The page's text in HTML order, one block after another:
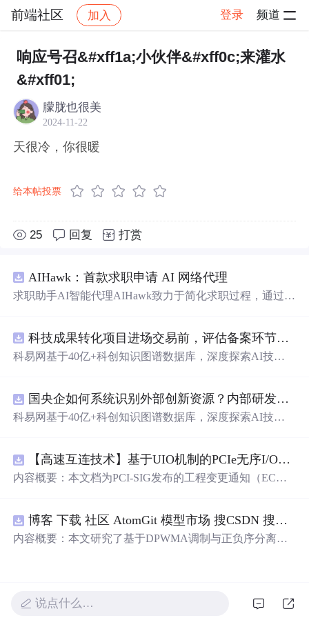
前端社区 加入 登录 频道
社区 前端社区 感慨 帖子详情
响应号召&#xff1a;小伙伴&#xff0c;来灌水
&#xff01;
朦胧也很美
2024-11-22
天很冷，你很暖
给本帖投票
25 回复 打赏
AIHawk：首款求职申请 AI 网络代理
求职助手AI智能代理AIHawk致力于简化求职过程，通过自
科技成果转化项目进场交易前，评估备案环节需要准备哪些材料？.docx
科易网基于40亿+科创知识图谱数据库，深度探索AI技术
新领域的AI+数智化解决方案，推动科技创新与产业创新
智能化发展。
国央企如何系统识别外部创新资源？内部研发体系完善，但对外部高校、中小科技企业技术能力缺乏动态认知。.docx
科易网基于40亿+科创知识图谱数据库，深度探索AI技术
新领域的AI+数智化解决方案，推动科技创新与产业创新
智能化发展。
【高速互连技术】基于UIO机制的PCIe无序I/O扩展：多路径架构下内存请求的高性能传输与排序控制方案设计
内容概要：本文档为PCI-SIG发布的工程变更通知（EC
规则对多路径拓扑和高性能IO系统的限制。UIO基于Flit模
式，定义了一套新的TLP（事务层包）类型和规则，允许
博客 下载 社区 AtomGit 模型市场 搜CSDN 搜索 AI 搜索 会员中心 创作中心 基于DPWMA调制与正负序分离的ANPC三电平并网逆变器前馈控制策略研究（Simulink仿真实现）
内容概要：本文研究了基于DPWMA调制与正负序分离的
PC）三电平逆变器拓扑，结合双极性倍频脉宽调制（DPW
MA）、正负序分离锁相技术和电网电压前馈控制，构建
说点什么…